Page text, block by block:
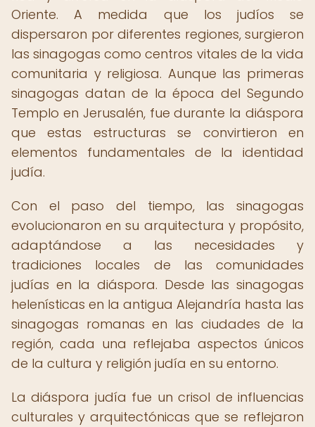
Oriente. A medida que los judíos se
dispersaron por diferentes regiones, surgieron
las sinagogas como centros vitales de la vida
comunitaria y religiosa. Aunque las primeras
sinagogas datan de la época del Segundo
Templo en Jerusalén, fue durante la diáspora
que estas estructuras se convirtieron en
elementos fundamentales de la identidad
judía.
Con el paso del tiempo, las sinagogas
evolucionaron en su arquitectura y propósito,
adaptándose a las necesidades y
tradiciones locales de las comunidades
judías en la diáspora. Desde las sinagogas
helenísticas en la antigua Alejandría hasta las
sinagogas romanas en las ciudades de la
región, cada una reflejaba aspectos únicos
de la cultura y religión judía en su entorno.
La diáspora judía fue un crisol de influencias
culturales y arquitectónicas que se reflejaron